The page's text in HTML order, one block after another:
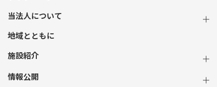
当法人について
地域とともに
施設紹介
情報公開